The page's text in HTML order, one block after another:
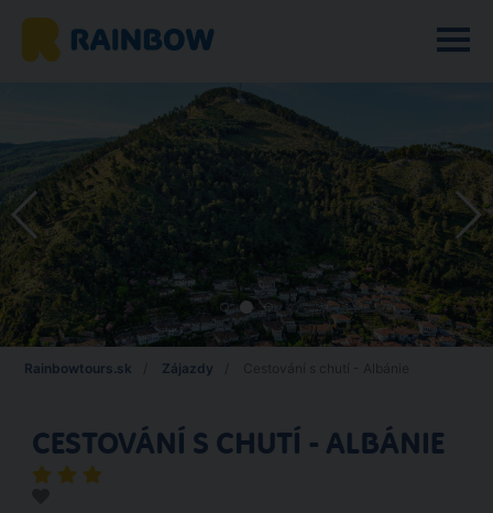
Rainbowtours.sk Zájazdy
CESTOVÁNÍ S CHUTÍ - ALBÁNIE